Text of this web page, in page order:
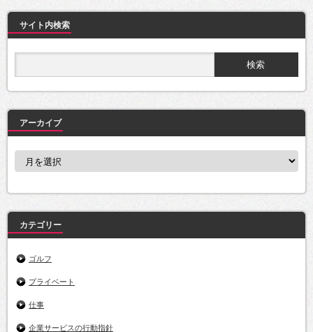
サイト内検索
アーカイブ
ブ
カテゴリー
ゴルフ
プライベート
仕事
企業サービスの行動指針